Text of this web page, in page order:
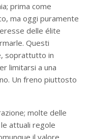
prima come
ma oggi puramente
delle élite
Questi
soprattutto in
limitarsi a una
Un freno piuttosto
molte delle
attuali regole
il valore